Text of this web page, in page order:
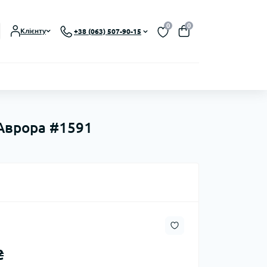
Клієнту +38 (063) 507-90-15
0 0
#1591